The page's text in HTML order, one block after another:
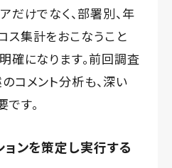
だけでなく、部署別、年
ス集計をおこなうこと
確になります。前回調査
コメント分析も、深い
す。
ンを策定し実行する